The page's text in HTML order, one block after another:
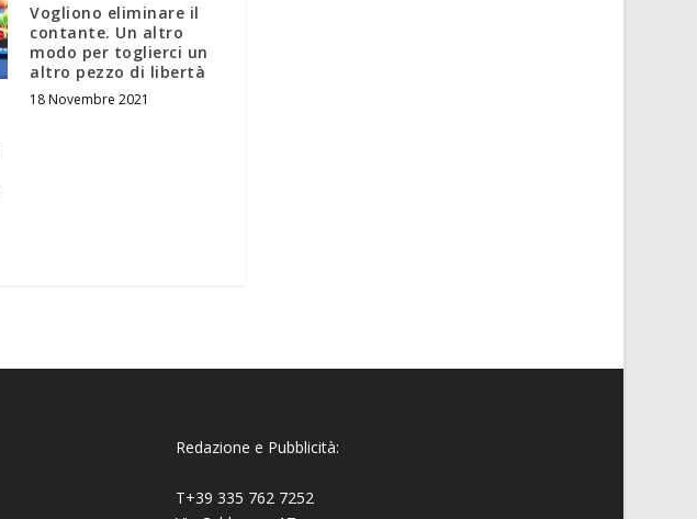
Vogliono eliminare il
contante. Un altro
modo per toglierci un
altro pezzo di libertà
18 Novembre 2021
Redazione e Pubblicità:
T+39 335 762 7252